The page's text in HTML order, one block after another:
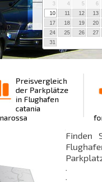
Ort : Flughafen
Preisvergleich
der Parkplätze
in Flughafen
catania
Finden
.
.
3
4 5 6
10
11 12 13
17
18 19 20
24
25 26 27
31